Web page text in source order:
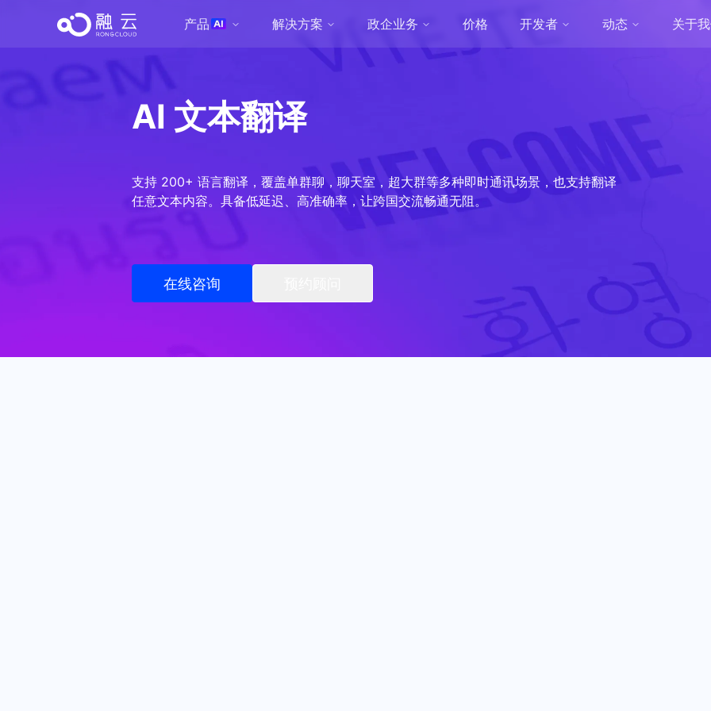
产品 解决方案 政企业务 价格 开发者 动态 关于
AI 文本翻译
支持 200+ 语言翻译，覆盖单群聊，聊天室，超大群等多种即时通讯场景，也支持翻译
任意文本内容。具备低延迟、高准确率，让跨国交流畅通无阻。
在线咨询